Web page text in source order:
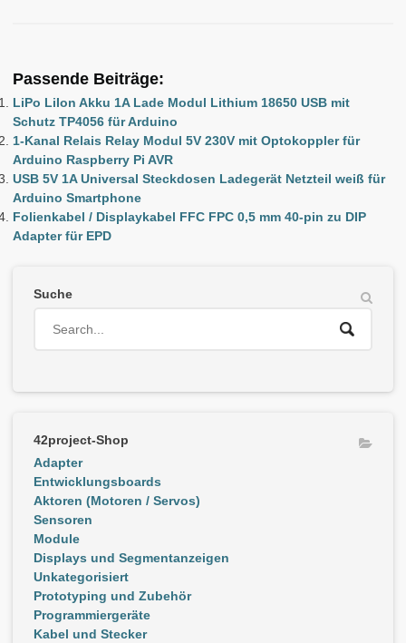
Passende Beiträge:
LiPo LiIon Akku 1A Lade Modul Lithium 18650 USB mit
Schutz TP4056 für Arduino
1-Kanal Relais Relay Modul 5V 230V mit Optokoppler für
Arduino Raspberry Pi AVR
USB 5V 1A Universal Steckdosen Ladegerät Netzteil weiß für
Arduino Smartphone
Folienkabel / Displaykabel FFC FPC 0,5 mm 40-pin zu DIP
Adapter für EPD
Suche
42project-Shop
Adapter
Entwicklungsboards
Aktoren (Motoren / Servos)
Sensoren
Module
Displays und Segmentanzeigen
Unkategorisiert
Prototyping und Zubehör
Programmiergeräte
Kabel und Stecker